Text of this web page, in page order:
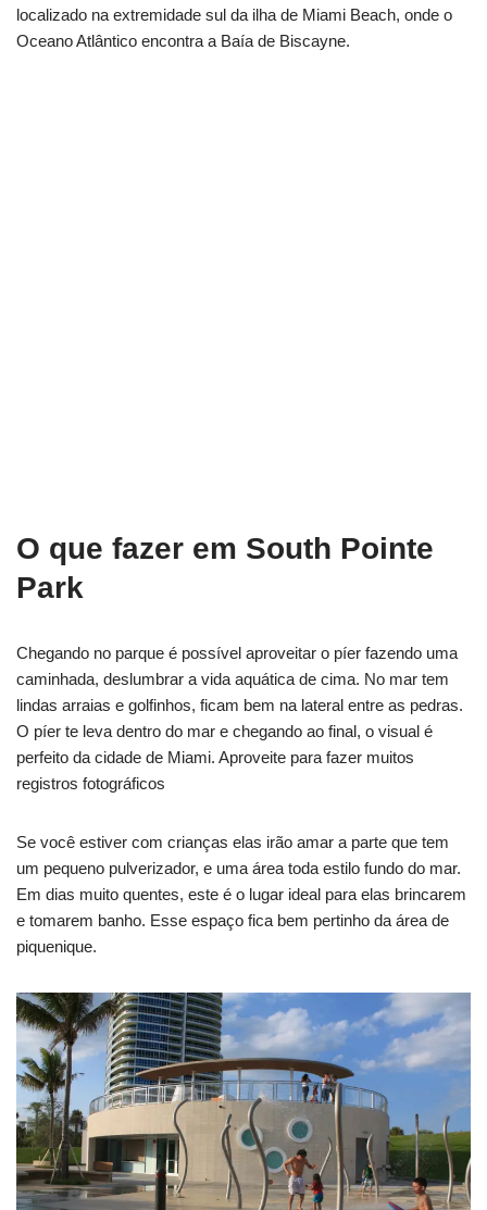
localizado na extremidade sul da ilha de Miami Beach, onde o
Oceano Atlântico encontra a Baía de Biscayne.
O que fazer em South Pointe
Park
Chegando no parque é possível aproveitar o píer fazendo uma
caminhada, deslumbrar a vida aquática de cima. No mar tem
lindas arraias e golfinhos, ficam bem na lateral entre as pedras.
O píer te leva dentro do mar e chegando ao final, o visual é
perfeito da cidade de Miami. Aproveite para fazer muitos
registros fotográficos
Se você estiver com crianças elas irão amar a parte que tem
um pequeno pulverizador, e uma área toda estilo fundo do mar.
Em dias muito quentes, este é o lugar ideal para elas brincarem
e tomarem banho. Esse espaço fica bem pertinho da área de
piquenique.